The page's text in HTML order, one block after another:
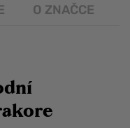
O ZNAČCE